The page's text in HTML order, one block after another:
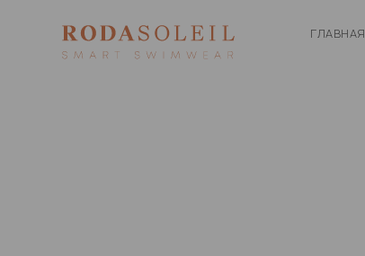
ГЛАВНАЯ